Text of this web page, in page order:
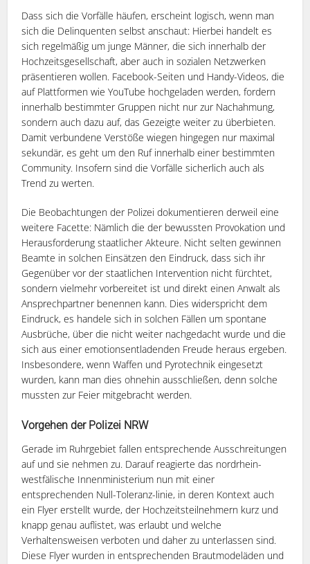
Dass sich die Vorfälle häufen, erscheint logisch, wenn man
sich die Delinquenten selbst anschaut: Hierbei handelt es
sich regelmäßig um junge Männer, die sich innerhalb der
Hochzeitsgesellschaft, aber auch in sozialen Netzwerken
präsentieren wollen. Facebook-Seiten und Handy-Videos, die
auf Plattformen wie YouTube hochgeladen werden, fordern
innerhalb bestimmter Gruppen nicht nur zur Nachahmung,
sondern auch dazu auf, das Gezeigte weiter zu überbieten.
Damit verbundene Verstöße wiegen hingegen nur maximal
sekundär, es geht um den Ruf innerhalb einer bestimmten
Community. Insofern sind die Vorfälle sicherlich auch als
Trend zu werten.
Die Beobachtungen der Polizei dokumentieren derweil eine
weitere Facette: Nämlich die der bewussten Provokation und
Herausforderung staatlicher Akteure. Nicht selten gewinnen
Beamte in solchen Einsätzen den Eindruck, dass sich ihr
Gegenüber vor der staatlichen Intervention nicht fürchtet,
sondern vielmehr vorbereitet ist und direkt einen Anwalt als
Ansprechpartner benennen kann. Dies widerspricht dem
Eindruck, es handele sich in solchen Fällen um spontane
Ausbrüche, über die nicht weiter nachgedacht wurde und die
sich aus einer emotionsentladenden Freude heraus ergeben.
Insbesondere, wenn Waffen und Pyrotechnik eingesetzt
wurden, kann man dies ohnehin ausschließen, denn solche
mussten zur Feier mitgebracht werden.
Vorgehen der Polizei NRW
Gerade im Ruhrgebiet fallen entsprechende Ausschreitungen
auf und sie nehmen zu. Darauf reagierte das nordrhein-
westfälische Innenministerium nun mit einer
entsprechenden Null-Toleranz-linie, in deren Kontext auch
ein Flyer erstellt wurde, der Hochzeitsteilnehmern kurz und
knapp genau auflistet, was erlaubt und welche
Verhaltensweisen verboten und daher zu unterlassen sind.
Diese Flyer wurden in entsprechenden Brautmodeläden und